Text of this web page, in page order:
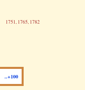
1751, 1765, 1782
..+100